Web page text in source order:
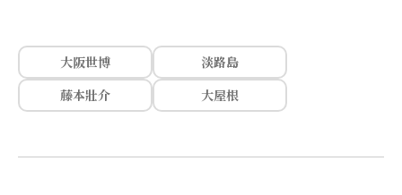
大阪世博
淡路島
藤本壯介
大屋根